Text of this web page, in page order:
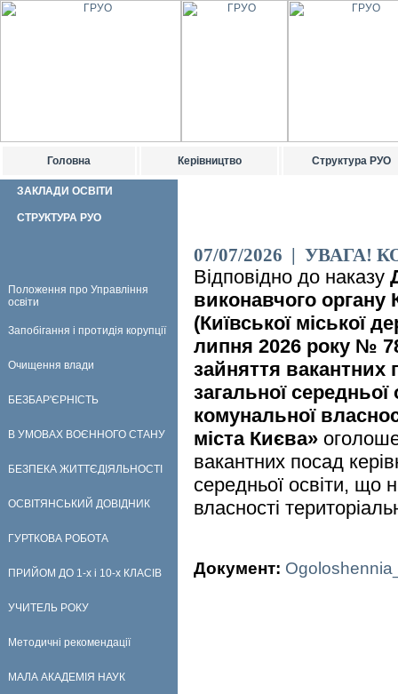
Головна Керівництво Структура РУО
ЗАКЛАДИ ОСВІТИ
СТРУКТУРА РУО
Положення про Управління
освіти
Запобігання і протидія корупції
Очищення влади
БЕЗБАР'ЄРНІСТЬ
В УМОВАХ ВОЄННОГО СТАНУ
БЕЗПЕКА ЖИТТЄДІЯЛЬНОСТІ
ОСВІТЯНСЬКИЙ ДОВІДНИК
ГУРТКОВА РОБОТА
ПРИЙОМ ДО 1-х і 10-х КЛАСІВ
УЧИТЕЛЬ РОКУ
Методичні рекомендації
МАЛА АКАДЕМІЯ НАУК
07/07/2026 | УВАГА!
Відповідно до наказу
виконавчого органу
(Київської міської
липня 2026 року №
зайняття вакантних
загальної
комунальної
міста Києва»
вакантних посад
середньої освіти, що
власності
Документ: